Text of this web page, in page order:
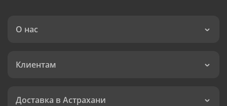
О нас
Клиентам
Доставка в Астрахани